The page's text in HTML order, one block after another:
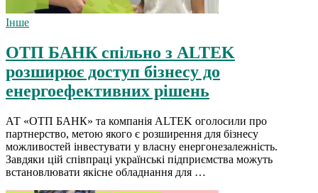
Інше
ОТП БАНК спільно з ALTEK
розширює доступ бізнесу до
енергоефективних рішень
АТ «ОТП БАНК» та компанія ALTEK оголосили про
партнерство, метою якого є розширення для бізнесу
можливостей інвестувати у власну енергонезалежність.
Завдяки цій співпраці українські підприємства можуть
встановлювати якісне обладнання для …